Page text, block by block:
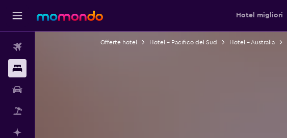
Hotel migliori
Offerte hotel Hotel - Pacifico del Sud Hotel - Australia